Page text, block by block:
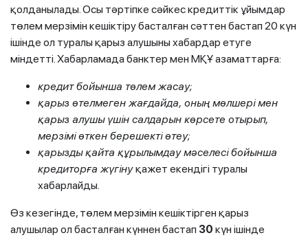
қолданылады. Осы тәртіпке сәйкес кредиттік ұйымдар
төлем мерзімін кешіктіру басталған сәттен бастап 20 күн
ішінде ол туралы қарыз алушыны хабардар етуге
міндетті. Хабарламада банктер мен МҚҰ азаматтарға:
кредит бойынша төлем жасау;
қарыз өтелмеген жағдайда, оның мөлшері мен
қарыз алушы үшін салдарын көрсете отырып,
мерзімі өткен берешекті өтеу;
қарызды қайта құрылымдау мәселесі бойынша
кредиторға жүгінуқажет екендігі туралы
хабарлайды.
Өз кезегінде, төлем мерзімін кешіктірген қарыз
алушылар ол басталған күннен бастап 30 күн ішінде